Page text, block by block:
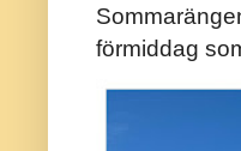
förmiddag